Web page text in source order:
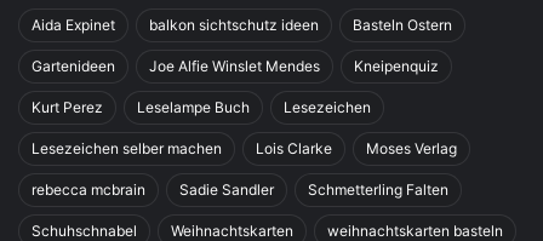
Aida Expinet balkon sichtschutz ideen Basteln Ostern
Gartenideen Joe Alfie Winslet Mendes Kneipenquiz
Kurt Perez Leselampe Buch Lesezeichen
Lesezeichen selber machen Lois Clarke Moses Verlag
rebecca mcbrain Sadie Sandler Schmetterling Falten
Schuhschnabel Weihnachtskarten weihnachtskarten basteln